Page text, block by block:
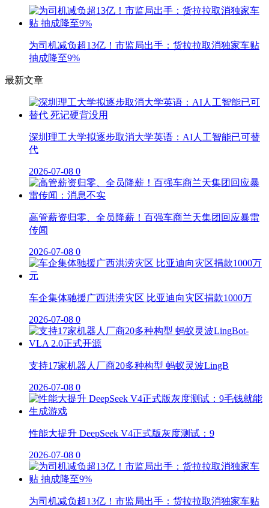
为司机减负超13亿！市监局出手：货拉拉取消独家车贴
抽成降至9%
最新文章
深圳理工大学拟逐步取消大学英语：AI人工智能已可替
代
2026-07-08 0
高管薪资归零、全员降薪！百强车商兰天集团回应暴雷
传闻
2026-07-08 0
车企集体驰援广西洪涝灾区 比亚迪向灾区捐款1000万
2026-07-08 0
支持17家机器人厂商20多种构型 蚂蚁灵波LingB
2026-07-08 0
性能大提升 DeepSeek V4正式版灰度测试：9
2026-07-08 0
为司机减负超13亿！市监局出手：货拉拉取消独家车贴